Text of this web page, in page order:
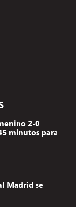
2-0
minutos para
Madrid se